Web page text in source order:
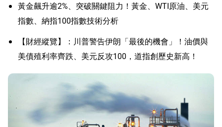
黃金飆升逾2%、突破關鍵阻力！黃金、WTI原油、美元
指數、納指100指數技術分析
【財經縱覽】：川普警告伊朗「最後的機會」！油價與
美債殖利率齊跌、美元反攻100，道指創歷史新高！